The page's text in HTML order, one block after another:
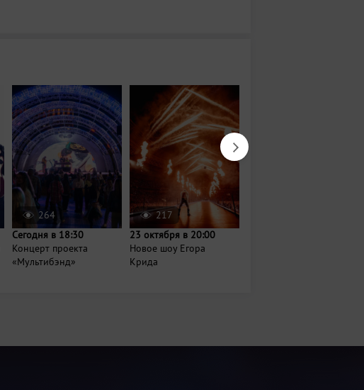
264
Сегодня в 18:30
Концерт проекта
«Мультибэнд»
217
23 октября в 20:00
Новое шоу Егора
Крида